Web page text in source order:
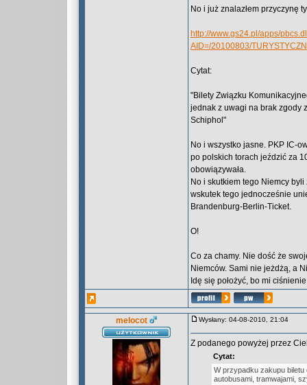
No i już znalazłem przyczynę
http://www.gs24.pl/apps/
AID=/20100803/
Cytat:
"Bilety Związku
jednak z uwagi na brak zgody
Schiphol"
No i wszystko jasne. PKP IC-
po polskich torach jeździć za
obowiązywała.
No i skutkiem tego Niemcy
wskutek tego jednocześnie
Brandenburg-Berlin-Ticket.
O!
Co za chamy. Nie dość że
Niemców. Sami nie jeżdżą, a
Idę się położyć, bo mi
melocot Wysłany: 04-08-2010, 21:04
Z podanego powyżej przez
Cytat:
W przypadku zakupu
autobusami, tramwajami,